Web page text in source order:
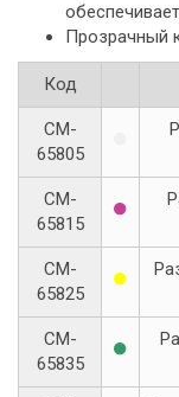
Прозрачный
Код
CM-
65805
CM-
65815
●
CM-
65825
●
CM-
65835
●